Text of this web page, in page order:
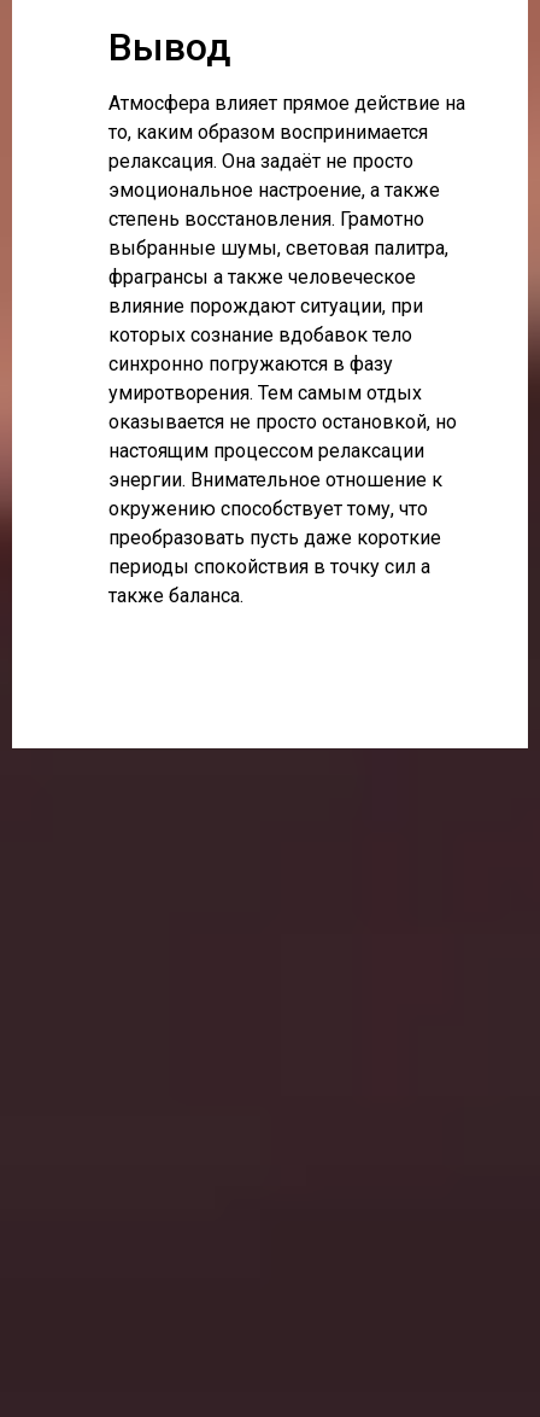
Вывод
Атмосфера влияет прямое действие на
то, каким образом воспринимается
релаксация. Она задаёт не просто
эмоциональное настроение, а также
степень восстановления. Грамотно
выбранные шумы, световая палитра,
фрагрансы а также человеческое
влияние порождают ситуации, при
которых сознание вдобавок тело
синхронно погружаются в фазу
умиротворения. Тем самым отдых
оказывается не просто остановкой, но
настоящим процессом релаксации
энергии. Внимательное отношение к
окружению способствует тому, что
преобразовать пусть даже короткие
периоды спокойствия в точку сил а
также баланса.